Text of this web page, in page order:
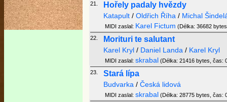
21.
Hořely padaly hvězdy
Katapult / Oldřich Říha / Michal
MIDI zaslal: Karel Fictum (Délka: 36682
22.
Morituri te salutant
Karel Kryl / Daniel Landa / Karel Kryl
MIDI zaslal: skrabal (Délka: 21416 bytes, čas:
23.
Stará lípa
Budvarka / Česká lidová
MIDI zaslal: skrabal (Délka: 28775 bytes, čas: